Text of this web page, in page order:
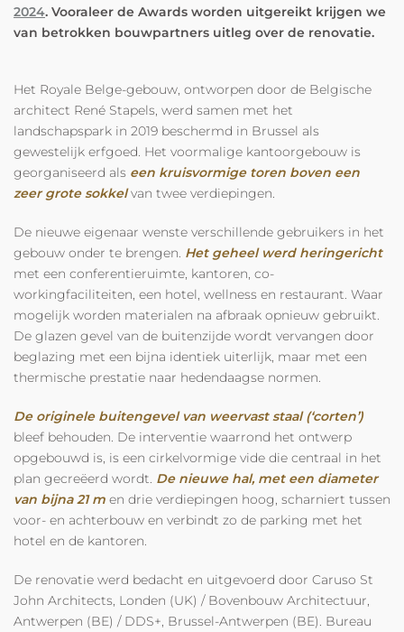
2024. Vooraleer de Awards worden uitgereikt krijgen we
van betrokken bouwpartners uitleg over de renovatie.
Het Royale Belge-gebouw, ontworpen door de Belgische
architect René Stapels, werd samen met het
landschapspark in 2019 beschermd in Brussel als
gewestelijk erfgoed. Het voormalige kantoorgebouw is
georganiseerd als een kruisvormige toren boven een
zeer grote sokkel van twee verdiepingen.
De nieuwe eigenaar wenste verschillende gebruikers in het
gebouw onder te brengen. Het geheel werd heringericht
met een conferentieruimte, kantoren, co-
workingfaciliteiten, een hotel, wellness en restaurant. Waar
mogelijk worden materialen na afbraak opnieuw gebruikt.
De glazen gevel van de buitenzijde wordt vervangen door
beglazing met een bijna identiek uiterlijk, maar met een
thermische prestatie naar hedendaagse normen.
De originele buitengevel van weervast staal (‘corten’)
bleef behouden. De interventie waarrond het ontwerp
opgebouwd is, is een cirkelvormige vide die centraal in het
plan gecreëerd wordt. De nieuwe hal, met een diameter
van bijna 21 m en drie verdiepingen hoog, scharniert tussen
voor- en achterbouw en verbindt zo de parking met het
hotel en de kantoren.
De renovatie werd bedacht en uitgevoerd door Caruso St
John Architects, Londen (UK) / Bovenbouw Architectuur,
Antwerpen (BE) / DDS+, Brussel-Antwerpen (BE). Bureau